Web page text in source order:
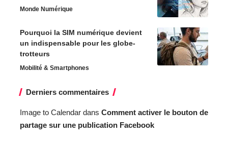
Monde Numérique
Pourquoi la SIM numérique devient
un indispensable pour les globe-
trotteurs
Mobilité & Smartphones
Derniers commentaires
Image to Calendar dans Comment activer le bouton de
partage sur une publication Facebook